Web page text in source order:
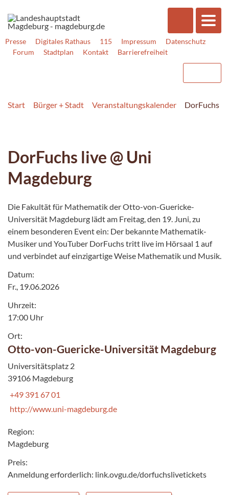
Presse Digitales Rathaus 115 Impressum
Datenschutz
Forum
Stadtplan Kontakt Barrierefreiheit
Start Bürger + Stadt Veranstaltungskalender DorFuchs
DorFuchs live @ Uni
Magdeburg
Die Fakultät für Mathematik der Otto-von-Guericke-
Universität Magdeburg lädt am Freitag, den 19. Juni, zu
einem besonderen Event ein: Der bekannte Mathematik-
Musiker und YouTuber DorFuchs tritt live im Hörsaal 1 auf
und verbindet auf einzigartige Weise Mathematik und Musik.
Datum:
Fr., 19.06.2026
Uhrzeit:
17:00 Uhr
Ort:
Otto-von-Guericke-Universität Magdeburg
Universitätsplatz 2
39106 Magdeburg
+49 391 67 01
http://www.uni-magdeburg.de
Region:
Magdeburg
Preis:
Anmeldung erforderlich: link.ovgu.de/dorfuchslivetickets